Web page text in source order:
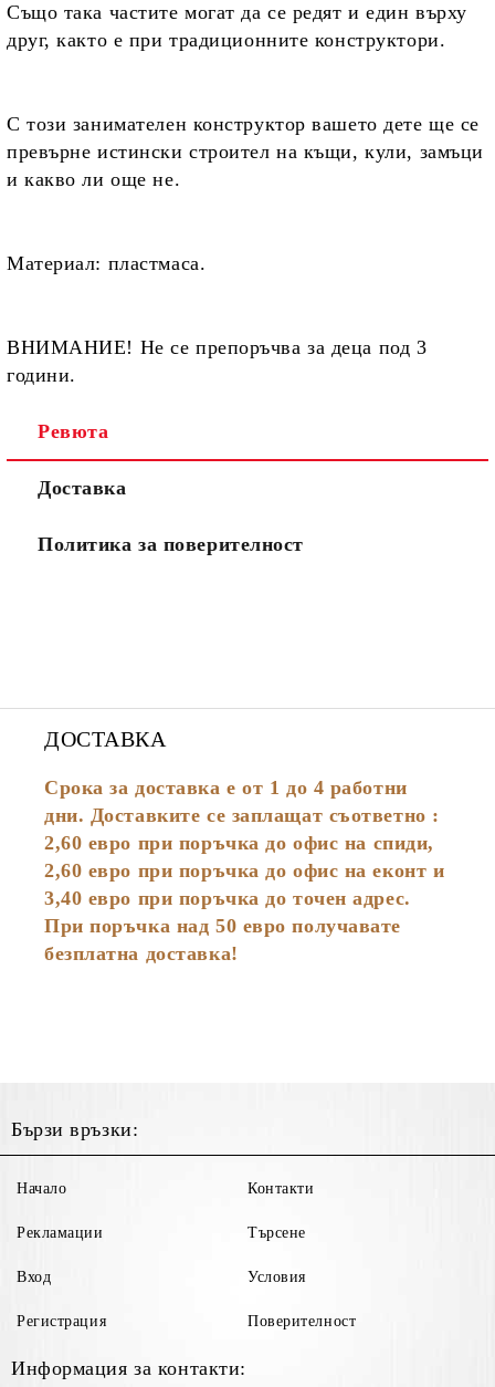
Също така частите могат да се редят и един върху
друг, както е при традиционните конструктори.
С този занимателен конструктор вашето дете ще се
превърнеистински строител на къщи, кули, замъци
и какво ли още не.
Материал: пластмаса.
ВНИМАНИЕ! Не се препоръчва за деца под 3
години.
Ревюта
Доставка
Политика за поверителност
ДОСТАВКА
Срока за доставка е от 1 до 4 работни
дни. Доставките се заплащат съответно :
2,60 евро при поръчка до офис на спиди,
2,60 евро при поръчка до офис на еконт и
3,40 евро при поръчка до точен адрес.
При поръчка над 50 евро получавате
безплатна доставка!
Бързи връзки:
Начало
Рекламации
Вход
Регистрация
Контакти
Търсене
Условия
Поверителност
Информация за контакти: